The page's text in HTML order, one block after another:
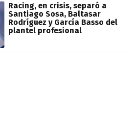
Racing, en crisis, separó a
Santiago Sosa, Baltasar
Rodríguez y García Basso del
plantel profesional